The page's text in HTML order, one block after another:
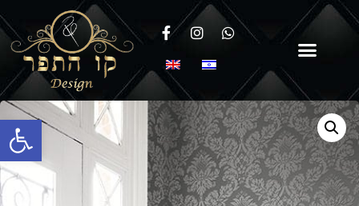
Open toolbar